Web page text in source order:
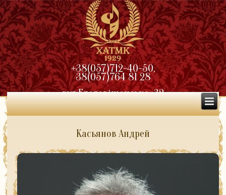
+38(057)712-40-50,
38(057)764 81 28
вул.Благовіщенська, 32
Касьянов Андрей